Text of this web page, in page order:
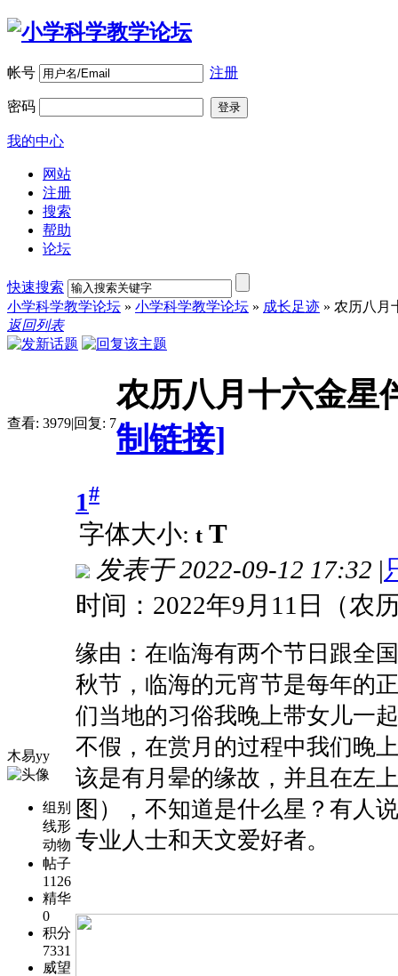
帐号 注册
密码 登录
我的中心
网站
注册
搜索
帮助
论坛
快速搜索
小学科学教学论坛 » 小学科学教学论坛 » 成长足迹 » 农历八月
返回列表
查看: 3979|回复: 7
农历八月十六金星
制链接]
木易yy
组别
线形
动物
帖子
1126
精华
0
积分
7331
威望
1#
字体大小: t T
发表于2022-09-12 17:32 |
时间：2022年9月11日（农
缘由：在临海有两个节日跟全
秋节，临海的元宵节是每年的
们当地的习俗我晚上带女儿一
不假，在赏月的过程中我们晚
该是有月晕的缘故，并且在左
图），不知道是什么星？有人
专业人士和天文爱好者。